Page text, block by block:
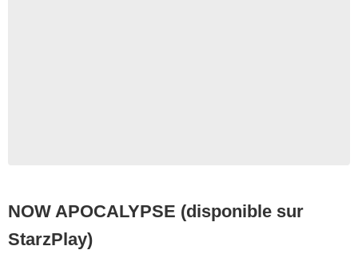
NOW APOCALYPSE (disponible sur
StarzPlay)